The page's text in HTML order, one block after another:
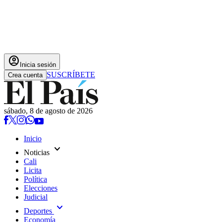
account_circle Inicia sesión
Crea cuenta SUSCRÍBETE
sábado, 8 de agosto de 2026
Inicio
Noticias expand_more
Cali
Licita
Política
Elecciones
Judicial
Deportes expand_more
Economía